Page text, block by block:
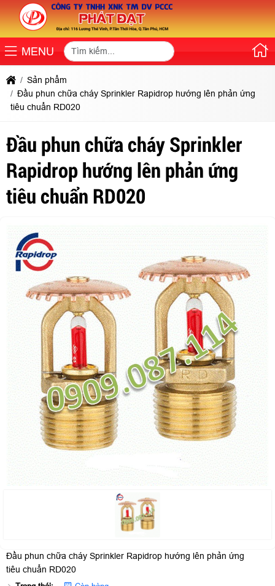
MENU
Sản phẩm
Đầu phun chữa cháy Sprinkler Rapidrop hướng lên phản ứng
tiêu chuẩn RD020
Đầu phun chữa cháy Sprinkler
Rapidrop hướng lên phản ứng
tiêu chuẩn RD020
Đầu phun chữa cháy Sprinkler Rapidrop hướng lên phản ứng
tiêu chuẩn RD020